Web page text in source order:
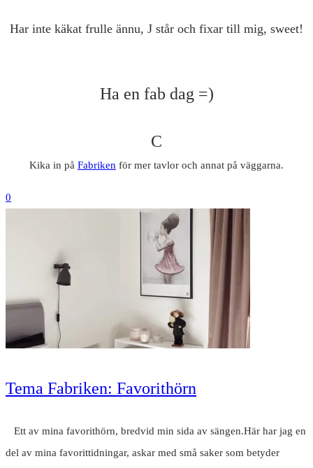
Har inte käkat frulle ännu, J står och fixar till mig, sweet!
Ha en fab dag =)
C
Kika in på Fabriken för mer tavlor och annat på väggarna.
0
Tema Fabriken: Favorithörn
Ett av mina favorithörn, bredvid min sida av sängen.Här har jag en
del av mina favorittidningar, askar med små saker som betyder